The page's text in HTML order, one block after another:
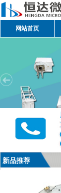
网站首页
新品推荐